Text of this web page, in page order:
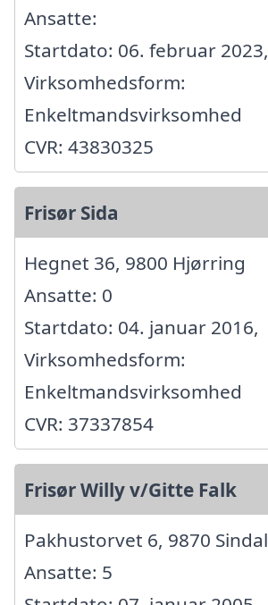
Ansatte:
Startdato: 06. februar 2023,
Virksomhedsform:
Enkeltmandsvirksomhed
CVR: 43830325
Frisør Sida
Hegnet 36, 9800 Hjørring
Ansatte: 0
Startdato: 04. januar 2016,
Virksomhedsform:
Enkeltmandsvirksomhed
CVR: 37337854
Frisør Willy v/Gitte Falk
Pakhustorvet 6, 9870 Sindal
Ansatte: 5